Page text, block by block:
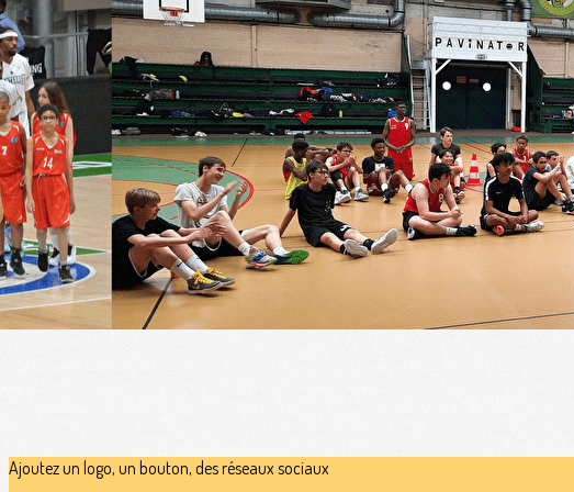
Menu
?>
Images de la page d'accueil
Cliquez pour éditer
Texte, bouton et/ou inscription à la newsletter
Cliquez pour éditer
ASFF BASKET BALL
Ajoutez un logo, un bouton, des réseaux sociaux